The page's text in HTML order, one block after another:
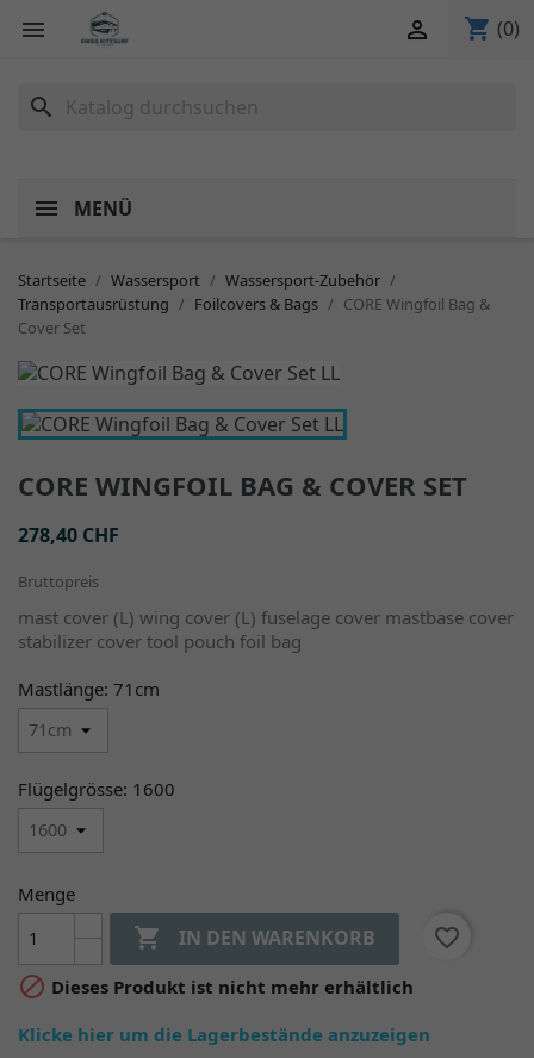
 shopping_cart (0)

search
MENÜ
Startseite Wassersport
Wassersport-Zubehör
Transportausrüstung
Foilcovers & Bags
CORE Wingfoil Bag &
Cover Set
CORE WINGFOIL BAG & COVER SET
278,40 CHF
Bruttopreis
mast cover (L) wing cover (L) fuselage cover mastbase cover
stabilizer cover tool pouch foil bag
Mastlänge: 71cm
Flügelgrösse: 1600
Menge
 IN DEN WARENKORB
favorite_border
 Dieses Produkt ist nicht mehr erhältlich
Klicke hier um die Lagerbestände anzuzeigen